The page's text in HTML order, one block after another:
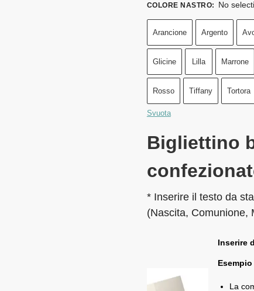
COLORE NASTRO: No
Arancione Argento
Glicine Lilla Marrone
Rosso Tiffany Tortora
Svuota
Bigliettino
* Inserire il testo da
(Nascita, Comunione,
Inserire
La